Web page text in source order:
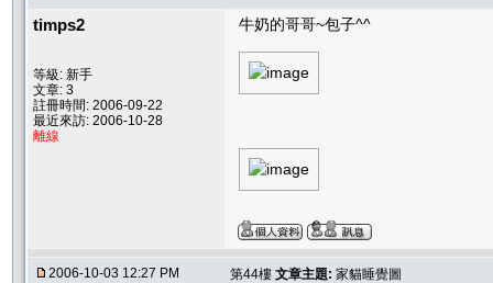
timps2
等級: 新手
文章: 3
註冊時間: 2006-09-22
最近來訪: 2006-10-28
離線
牛奶的哥哥~包子^^
2006-10-03 12:27 PM 第44樓 文章主題: 家貓睡覺圖